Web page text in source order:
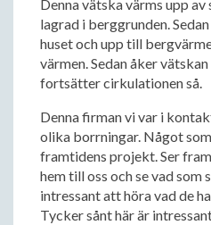
Denna vätska värms upp
lagrad i berggrunden.
huset och upp till
värmen. Sedan åker
fortsätter cirkulationen så.
Denna firman vi var i
olika borrningar. Något
framtidens projekt. Ser
hem till oss och se vad som
intressant att höra vad de
Tycker sånt här är